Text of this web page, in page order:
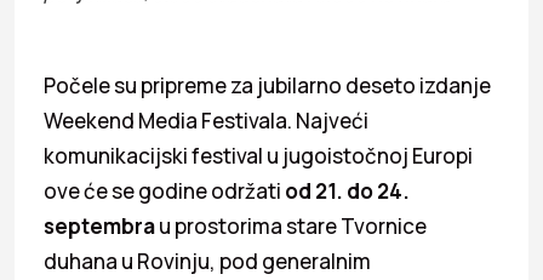
Počele su pripreme za jubilarno deseto izdanje
Weekend Media Festivala. Najveći
komunikacijski festival u jugoistočnoj Europi
ove će se godine održati od 21. do 24.
septembrau prostorima stare Tvornice
duhana u Rovinju, pod generalnim